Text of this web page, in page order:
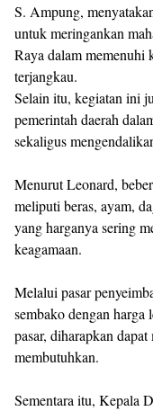
S. Ampung,
untuk meringankan
Raya dalam memenuhi
terjangkau.
Selain itu, kegiatan ini
pemerintah daerah
sekaligus
Menurut Leonard,
meliputi beras, ayam,
yang harganya sering
keagamaan.
Melalui pasar
sembako dengan
pasar, diharapkan
membutuhkan.
Sementara itu, Kepala